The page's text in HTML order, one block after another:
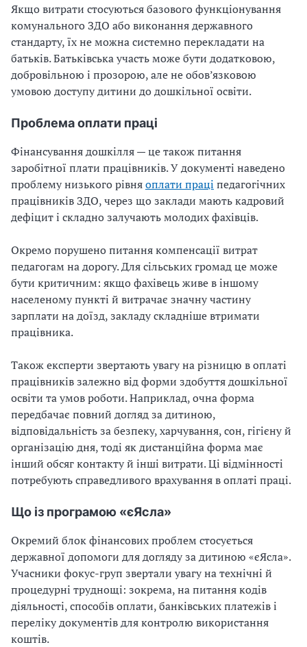
Якщо витрати стосуються базового функціонування
комунального ЗДО або виконання державного
стандарту, їх не можна системно перекладати на
батьків. Батьківська участь може бути додатковою,
добровільною і прозорою, але не обов’язковою
умовою доступу дитини до дошкільної освіти.
Проблема оплати праці
Фінансування дошкілля — це також питання
заробітної плати працівників. У документі наведено
проблему низького рівняоплати праці педагогічних
працівників ЗДО, через що заклади мають кадровий
дефіцит і складно залучають молодих фахівців.
Окремо порушено питання компенсації витрат
педагогам на дорогу. Для сільських громад це може
бути критичним: якщо фахівець живе в іншому
населеному пункті й витрачає значну частину
зарплати на доїзд, закладу складніше втримати
працівника.
Також експерти звертають увагу на різницю в оплаті
працівників залежно від форми здобуття дошкільної
освіти та умов роботи. Наприклад, очна форма
передбачає повний догляд за дитиною,
відповідальність за безпеку, харчування, сон, гігієну й
організацію дня, тоді як дистанційна форма має
інший обсяг контакту й інші витрати. Ці відмінності
потребують справедливого врахування в оплаті праці.
Що із програмою «єЯсла»
Окремий блок фінансових проблем стосується
державної допомоги для догляду за дитиною «єЯсла».
Учасники фокус-груп звертали увагу на технічні й
процедурні труднощі: зокрема, на питання кодів
діяльності, способів оплати, банківських платежів і
переліку документів для контролю використання
коштів.